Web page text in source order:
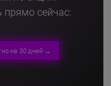
прямо сейчас:
на 30 дней →